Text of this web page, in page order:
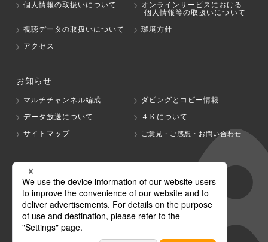
個人情報の取扱いについて
オンラインサービスにおける
個人情報等の取扱いについて
視聴データの取扱いについて
環境方針
アクセス
お知らせ
マルチチャンネル編成
ダビングとコピー情報
データ放送について
４Ｋについて
サイトマップ
ご意見・ご感想・お問い合わせ
グループ会社
テレビ朝日 テレ朝チャンネル